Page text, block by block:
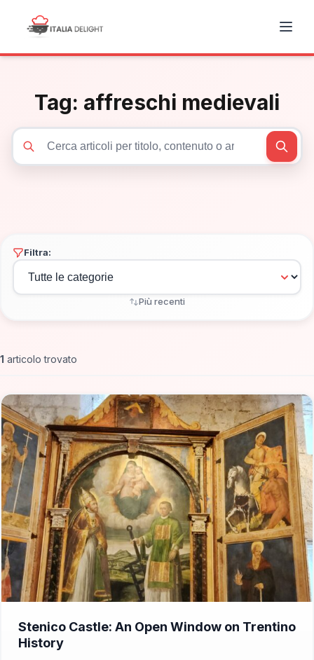
Tag: affreschi medievali
Filtra:
Più recenti
1 articolo trovato
Stenico Castle: An Open Window on Trentino
History